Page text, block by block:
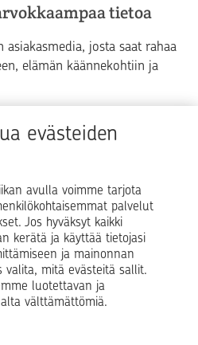
evästeiden
avulla voimme tarjota
palvelut
Jos hyväksyt kaikki
kerätä ja käyttää tietojasi
ja mainonnan
valita, mitä evästeitä sallit.
luotettavan ja
välttämättömiä.
tietoa
asiakasmedia, josta saat rahaa
elämän käännekohtiin ja
Yrityselämä
Pohjola Vahinkoapu